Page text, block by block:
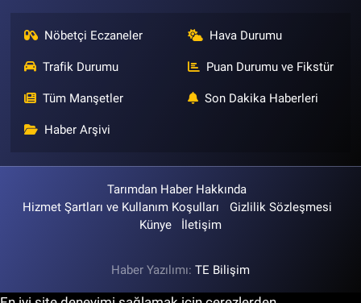
Nöbetçi Eczaneler Hava Durumu
Trafik Durumu Puan Durumu ve Fikstür
Tüm Manşetler Son Dakika Haberleri
Haber Arşivi
Tarımdan Haber Hakkında
Hizmet Şartları ve Kullanım Koşulları
Gizlilik Sözleşmesi
Künye
İletişim
Haber Yazılımı: TE Bilişim